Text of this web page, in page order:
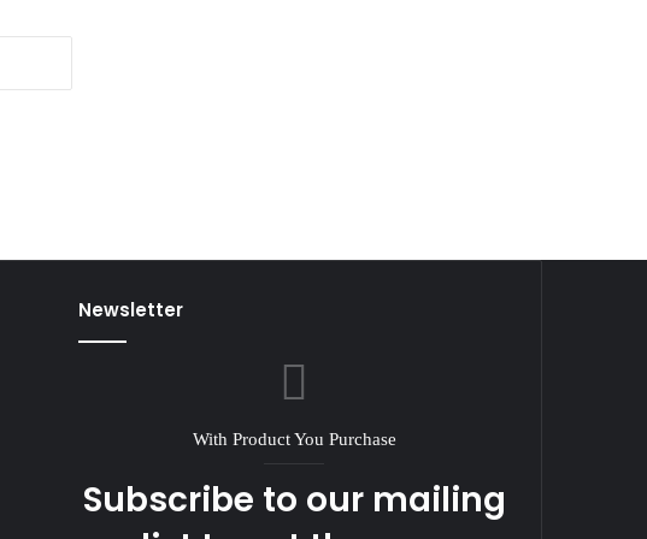
Newsletter
With Product You Purchase
Subscribe to our mailing